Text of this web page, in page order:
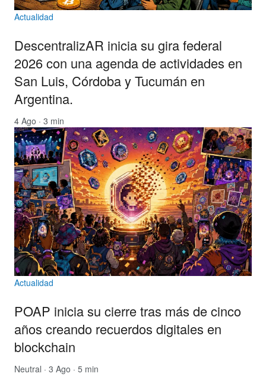
Actualidad
DescentralizAR inicia su gira federal
2026 con una agenda de actividades en
San Luis, Córdoba y Tucumán en
Argentina.
4 Ago · 3 min
Actualidad
POAP inicia su cierre tras más de cinco
años creando recuerdos digitales en
blockchain
Neutral · 3 Ago · 5 min